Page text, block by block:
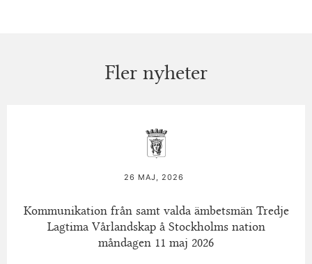
Fler nyheter
26 MAJ, 2026
Kommunikation från samt valda ämbetsmän Tredje
Lagtima Vårlandskap å Stockholms nation
måndagen 11 maj 2026